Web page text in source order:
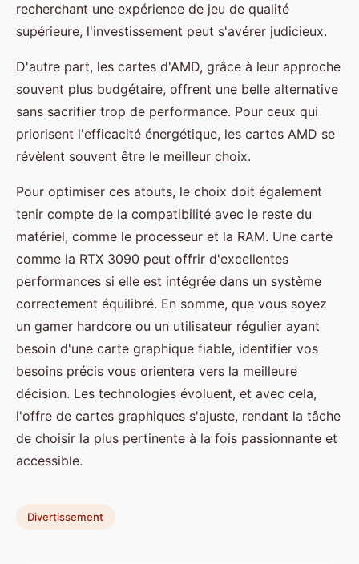
recherchant une expérience de jeu de qualité
supérieure, l'investissement peut s'avérer judicieux.
D'autre part, les cartes d'AMD, grâce à leur approche
souvent plus budgétaire, offrent une belle alternative
sans sacrifier trop de performance. Pour ceux qui
priorisent l'efficacité énergétique, les cartes AMD se
révèlent souvent être le meilleur choix.
Pour optimiser ces atouts, le choix doit également
tenir compte de la compatibilité avec le reste du
matériel, comme le processeur et la RAM. Une carte
comme la RTX 3090 peut offrir d'excellentes
performances si elle est intégrée dans un système
correctement équilibré. En somme, que vous soyez
un gamer hardcore ou un utilisateur régulier ayant
besoin d'une carte graphique fiable, identifier vos
besoins précis vous orientera vers la meilleure
décision. Les technologies évoluent, et avec cela,
l'offre de cartes graphiques s'ajuste, rendant la tâche
de choisir la plus pertinente à la fois passionnante et
accessible.
Divertissement